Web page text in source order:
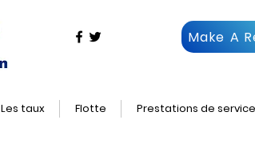
Make A
Les taux Flotte Prestations de service